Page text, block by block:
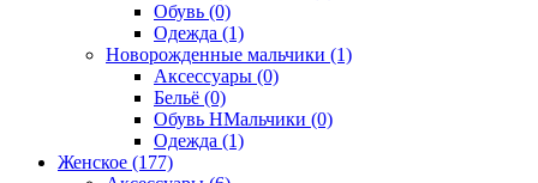
Обувь (0)
Одежда (1)
Новорожденные мальчики (1)
Аксессуары (0)
Бельё (0)
Обувь НМальчики (0)
Одежда (1)
Женское (177)